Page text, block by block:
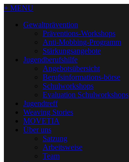
+ MENU
Gewaltprävention
Präventions-Workshops
Anti-Mobbing-Programm
Stärkungsangebote
Jugendberufshilfe
Angebotsübersicht
Berufsinformations-börse
Schulworkshops
Evaluation Schulworkshops
Jugendtreff
Weaving Stories
MOVETIA
Über uns
Satzung
Arbeitsweise
Team